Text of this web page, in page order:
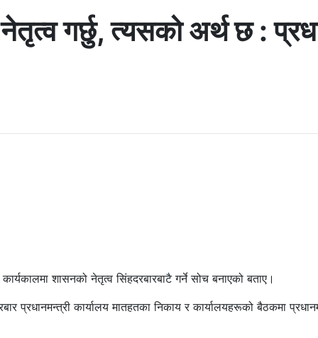
गर्छु, त्यसको अर्थ छ :
शासनको नेतृत्व सिंहदरबारबाटै गर्ने सोच बनाएको बताए।
प्रधानमन्त्री कार्यालय मातहतका निकाय र कार्यालयहरूको बैठकमा